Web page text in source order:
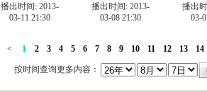
播出时间: 2013-
03-11 21:30
播出时间: 2013-
03-08 21:30
播出
03-
< 1 2 3 4 5 6 7 8 9 10 11 12 13 14
按时间查询更多内容：